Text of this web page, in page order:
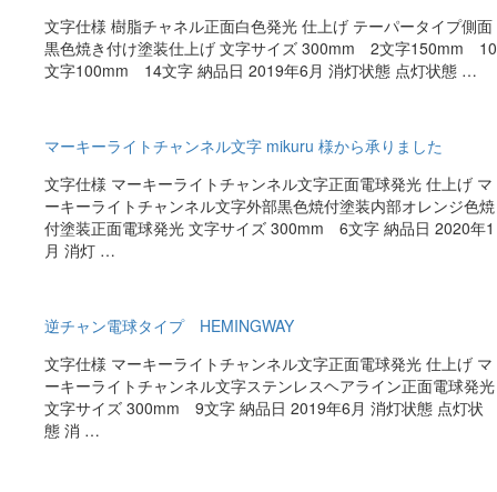
文字仕様 樹脂チャネル正面白色発光 仕上げ テーパータイプ側面
黒色焼き付け塗装仕上げ 文字サイズ 300mm 2文字150mm 10
文字100mm 14文字 納品日 2019年6月 消灯状態 点灯状態 …
マーキーライトチャンネル文字 mikuru 様から承りました
文字仕様 マーキーライトチャンネル文字正面電球発光 仕上げ マ
ーキーライトチャンネル文字外部黒色焼付塗装内部オレンジ色焼
付塗装正面電球発光 文字サイズ 300mm 6文字 納品日 2020年1
月 消灯 …
逆チャン電球タイプ HEMINGWAY
文字仕様 マーキーライトチャンネル文字正面電球発光 仕上げ マ
ーキーライトチャンネル文字ステンレスヘアライン正面電球発光
文字サイズ 300mm 9文字 納品日 2019年6月 消灯状態 点灯状
態 消 …